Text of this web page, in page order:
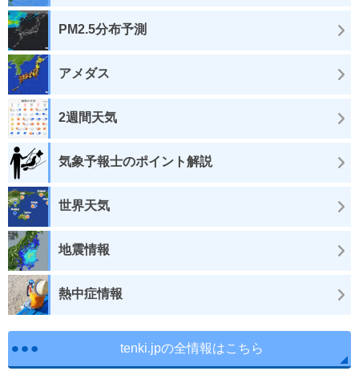
PM2.5分布予測
アメダス
2週間天気
気象予報士のポイント解説
世界天気
地震情報
熱中症情報
tenki.jpの全情報はこちら